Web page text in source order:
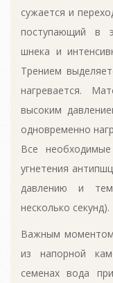
сужается и
поступающий в
шнека и
Трением
нагревается.
высоким
одновременно
Все
угнетения
давлению и
несколько секунд).
Важным моментом
из напорной
семенах вода